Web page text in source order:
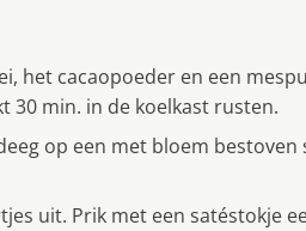
het cacaopoeder en een
30 min. in de koelkast rusten.
op een met bloem
uit. Prik met een satéstokje